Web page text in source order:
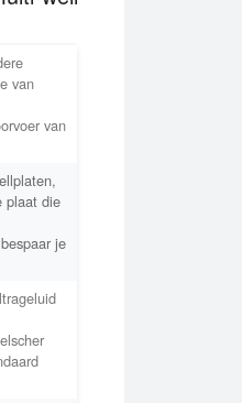
van
van
plaat die
je